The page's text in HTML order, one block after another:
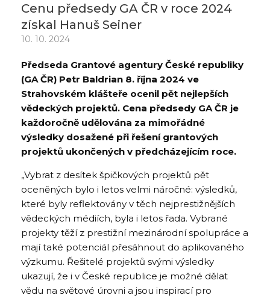
Cenu předsedy GA ČR v roce 2024
získal Hanuš Seiner
10. 10. 2024
Předseda Grantové agentury České republiky
(GA ČR) Petr Baldrian 8. října 2024 ve
Strahovském klášteře ocenil pět nejlepších
vědeckých projektů. Cena předsedy GA ČR je
každoročně udělována za mimořádné
výsledky dosažené při řešení grantových
projektů ukončených v předcházejícím roce.
„Vybrat z desítek špičkových projektů pět
oceněných bylo i letos velmi náročné: výsledků,
které byly reflektovány v těch nejprestižnějších
vědeckých médiích, byla i letos řada. Vybrané
projekty těží z prestižní mezinárodní spolupráce a
mají také potenciál přesáhnout do aplikovaného
výzkumu. Řešitelé projektů svými výsledky
ukazují, že i v České republice je možné dělat
vědu na světové úrovni a jsou inspirací pro